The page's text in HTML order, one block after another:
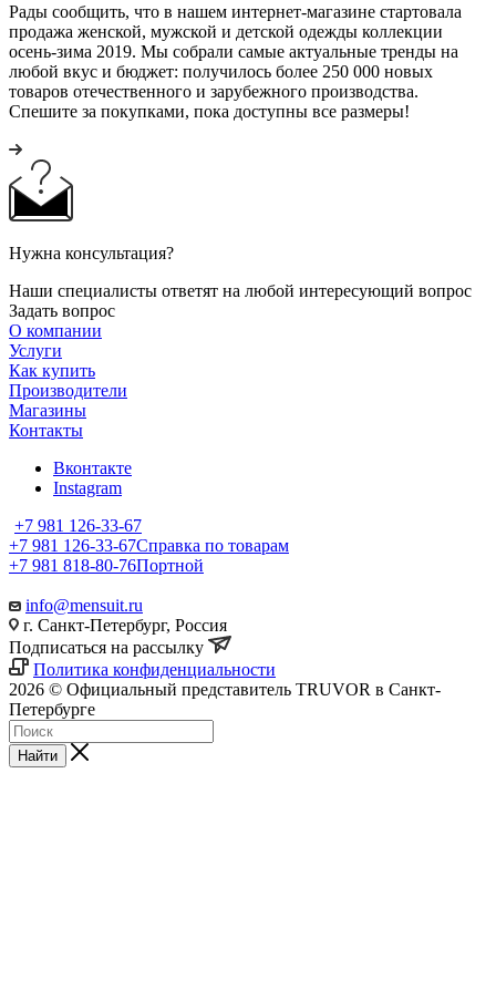
Рады сообщить, что в нашем интернет-магазине стартовала
продажа женской, мужской и детской одежды коллекции
осень-зима 2019. Мы собрали самые актуальные тренды на
любой вкус и бюджет: получилось более 250 000 новых
товаров отечественного и зарубежного производства.
Спешите за покупками, пока доступны все размеры!
Нужна консультация?
Наши специалисты ответят на любой интересующий вопрос
Задать вопрос
О компании
Услуги
Как купить
Производители
Магазины
Контакты
Вконтакте
Instagram
+7 981 126-33-67
+7 981 126-33-67Справка по товарам
+7 981 818-80-76Портной
info@mensuit.ru
г. Санкт-Петербург, Россия
Подписаться на рассылку
Политика конфиденциальности
2026 © Официальный представитель TRUVOR в Санкт-
Петербурге
Найти